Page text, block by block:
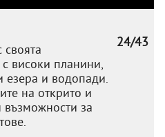
24/43
своята
високи планини,
езера и водопади.
на открито и
възможности за